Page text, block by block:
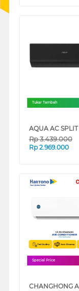
Tukar Tambah
Rp3.439.000
Rp 2.969.000
Special Price